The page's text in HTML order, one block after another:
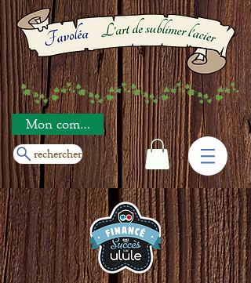
Mon compte
rechercher